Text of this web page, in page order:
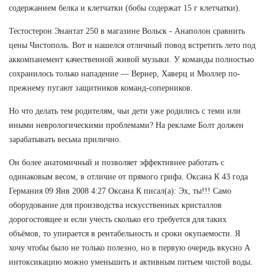
содержанием белка и клетчатки (бобы содержат 15 г клетчатки).
Тестостерон Энантат 250 в магазине Вольск - Анаполон сравнить
цены Чистополь. Вот и нашелся отличный повод встретить лето под
аккомпанемент качественной живой музыки. У команды полностью
сохранилось только нападение — Вернер, Хаверц и Мюллер по-
прежнему пугают защитников команд-соперников.
Но что делать тем родителям, чьи дети уже родились с теми или
иными неврологическими проблемами? На рекламе Болт должен
зарабатывать весьма прилично.
Он более анатомичный и позволяет эффективнее работать с
одинаковым весом, в отличие от прямого грифа. Оксана К 43 года
Германия 09 Янв 2008 4:27 Оксана К писал(а): Эх, ты!!! Само
оборудование для производства искусственных кристаллов
дорогостоящее и если учесть сколько его требуется для таких
объёмов, то упирается в рентабельность и сроки окупаемости. Я
хочу чтобы было не только полезно, но в первую очередь вкусно А
интоксикацию можно уменьшить и активным питьем чистой воды.